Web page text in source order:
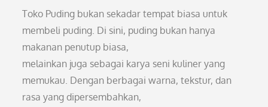
Toko Puding bukan sekadar tempat biasa untuk
membeli puding. Di sini, puding bukan hanya
makanan penutup biasa,
melainkan juga sebagai karya seni kuliner yang
memukau. Dengan berbagai warna, tekstur, dan
rasa yang dipersembahkan,